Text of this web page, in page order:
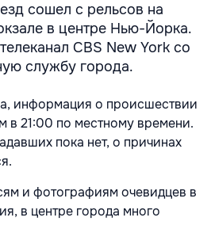
сошел с рельсов на
в центре Нью-Йорка.
CBS New York со
службу города.
информация о происшествии
в 21:00 по местному времени.
пока нет, о причинах
и фотографиям очевидцев в
в центре города много